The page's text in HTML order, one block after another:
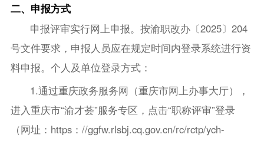
二、申报方式
申报评审实行网上申报。按渝职改办〔2025〕204
号文件要求，申报人员应在规定时间内登录系统进行资
料申报。个人及单位登录方式：
1.通过重庆政务服务网（重庆市网上办事大厅），
进入重庆市“渝才荟”服务专区，点击“职称评审”登录
（网址：https：//ggfw.rlsbj.cq.gov.cn/rc/rctp/ych-